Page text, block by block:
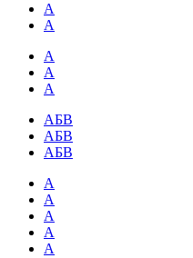
А
А
А
А
А
АБВ
АБВ
АБВ
А
А
А
А
А